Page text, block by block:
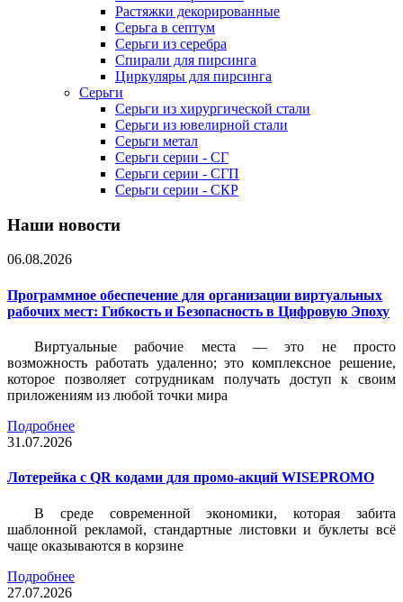
Растяжки декорированные
Серьга в септум
Серьги из серебра
Спирали для пирсинга
Циркуляры для пирсинга
Серьги
Серьги из хирургической стали
Серьги из ювелирной стали
Серьги метал
Серьги серии - СГ
Серьги серии - СГП
Серьги серии - СКР
Наши новости
06.08.2026
Программное обеспечение для организации виртуальных
рабочих мест: Гибкость и Безопасность в Цифровую Эпоху
Виртуальные рабочие места — это не просто
возможность работать удаленно; это комплексное решение,
которое позволяет сотрудникам получать доступ к своим
приложениям из любой точки мира
Подробнее
31.07.2026
Лотерейка c QR кодами для промо-акций WISEPROMO
В среде современной экономики, которая забита
шаблонной рекламой, стандартные листовки и буклеты всё
чаще оказываются в корзине
Подробнее
27.07.2026